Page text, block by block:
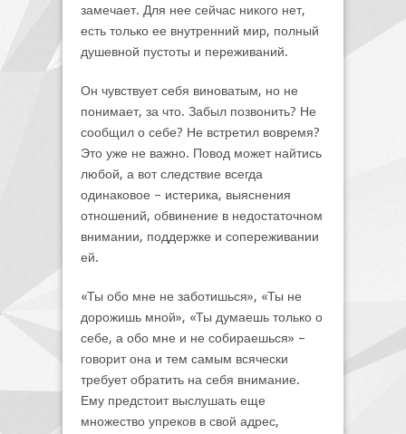
замечает. Для нее сейчас никого нет,
есть только ее внутренний мир, полный
душевной пустоты и переживаний.
Он чувствует себя виноватым, но не
понимает, за что. Забыл позвонить? Не
сообщил о себе? Не встретил вовремя?
Это уже не важно. Повод может найтись
любой, а вот следствие всегда
одинаковое – истерика, выяснения
отношений, обвинение в недостаточном
внимании, поддержке и сопереживании
ей.
«Ты обо мне не заботишься», «Ты не
дорожишь мной», «Ты думаешь только о
себе, а обо мне и не собираешься» –
говорит она и тем самым всячески
требует обратить на себя внимание.
Ему предстоит выслушать еще
множество упреков в свой адрес,